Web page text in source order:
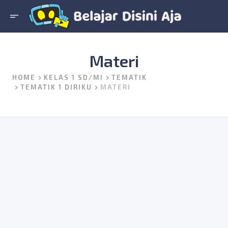
short_text
Materi
HOME KELAS 1 SD/MI
TEMATIK
TEMATIK 1 DIRIKU
MATERI